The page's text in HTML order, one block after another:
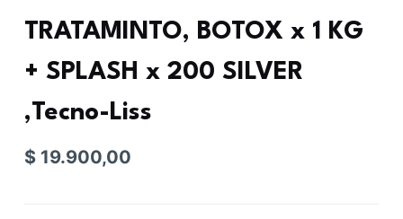
TRATAMINTO, BOTOX x 1 KG
+ SPLASH x 200 SILVER
,Tecno-Liss
$19.900,00